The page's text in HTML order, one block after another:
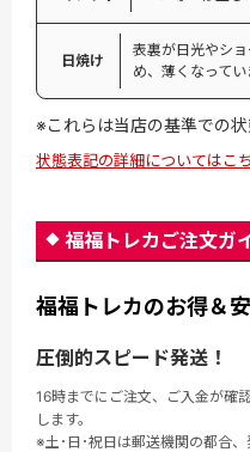
日焼け
表裏が日光やシ
め、薄くなってい
※これらは当店の基準での状
状態表記の詳細についてはこ
福福トレカご注文ガ
福福トレカのお得＆
圧倒的スピード発送！
16時までにご注文、ご入金が確
します。
※土･日･祝日は郵送機関の都合、